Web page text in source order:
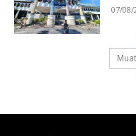
07/08/